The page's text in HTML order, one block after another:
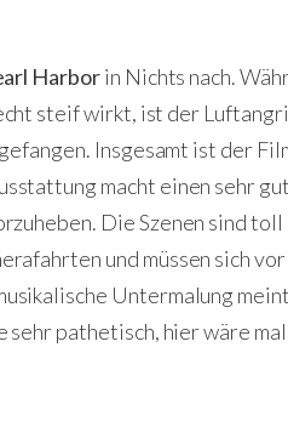
Harborin Nichts nach.
steif wirkt, ist der
Insgesamt ist der
macht einen sehr
Die Szenen sind toll
und müssen sich vor
Untermalung
pathetisch, hier wäre